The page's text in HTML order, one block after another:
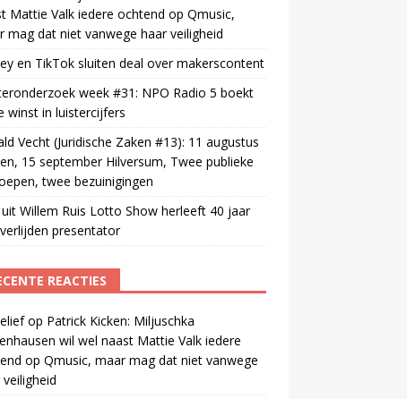
Mattie Valk iedere ochtend op Qmusic,
mag dat niet vanwege haar veiligheid
en TikTok sluiten deal over makerscontent
week #31: NPO Radio 5 boekt
winst in luistercijfers
Vecht (Juridische Zaken #13): 11 augustus
15 september Hilversum, Twee publieke
twee bezuinigingen
uit Willem Ruis Lotto Show herleeft 40 jaar
presentator
REACTIES
op Patrick Kicken: Miljuschka
wil wel naast Mattie Valk iedere
op Qmusic, maar mag dat niet vanwege